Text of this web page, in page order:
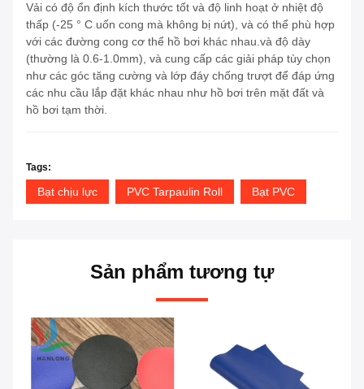
Vải có độ ổn định kích thước tốt và độ linh hoạt ở nhiệt độ
thấp (-25 ° C uốn cong mà không bị nứt), và có thể phù hợp
với các đường cong cơ thể hồ bơi khác nhau.và độ dày
(thường là 0.6-1.0mm), và cung cấp các giải pháp tùy chọn
như các góc tăng cường và lớp đáy chống trượt để đáp ứng
các nhu cầu lắp đặt khác nhau như hồ bơi trên mặt đất và
hồ bơi tạm thời.
Tags:
Bạt chịu lực PVC Tarpaulin Roll Bạt PVC
Sản phẩm tương tự